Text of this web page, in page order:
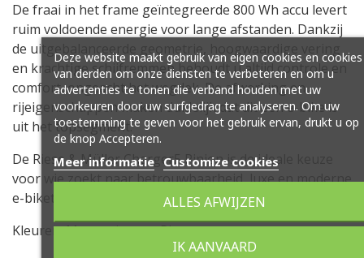
De fraai in het frame geïntegreerde 800 Wh accu levert
ruim voldoende energie voor lange afstanden. Dankzij
de uitgebalanceerde geometrie, hoogwaardige vering
en krachtige schijfremmen behoudt u altijd controle en
comfort, ongeacht het wegdek. De afwerking en
rijeigenschappen maken duidelijk dat dit een e-bike is
uit het topsegment.
De Riese & Müller Charger5 Pinion is de ideale keuze
voor wie zoekt naar betrouwbaarheid, luxe en moderne
e-biketechnologie in één fiets.
Kleuren: Magnesium en Pine.
Deze website maakt gebruik van eigen cookies en cookies
van derden om onze diensten te verbeteren en om u
advertenties te tonen die verband houden met uw
voorkeuren door uw surfgedrag te analyseren. Om uw
toestemming te geven voor het gebruik ervan, drukt u op
de knop Accepteren.
Meer informatie Customize cookies
ALLES AFWIJZEN
IK AANVAARD